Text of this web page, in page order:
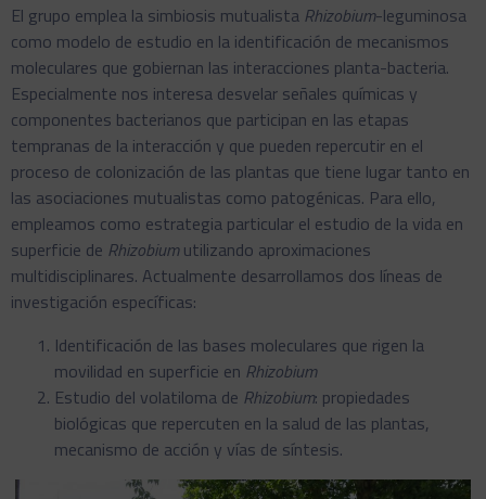
El grupo emplea la simbiosis mutualista Rhizobium-leguminosa
como modelo de estudio en la identificación de mecanismos
moleculares que gobiernan las interacciones planta-bacteria.
Especialmente nos interesa desvelar señales químicas y
componentes bacterianos que participan en las etapas
tempranas de la interacción y que pueden repercutir en el
proceso de colonización de las plantas que tiene lugar tanto en
las asociaciones mutualistas como patogénicas. Para ello,
empleamos como estrategia particular el estudio de la vida en
superficie de Rhizobiumutilizando aproximaciones
multidisciplinares. Actualmente desarrollamos dos líneas de
investigación específicas:
Identificación de las bases moleculares que rigen la
movilidad en superficie en Rhizobium
Estudio del volatiloma de Rhizobium: propiedades
biológicas que repercuten en la salud de las plantas,
mecanismo de acción y vías de síntesis.